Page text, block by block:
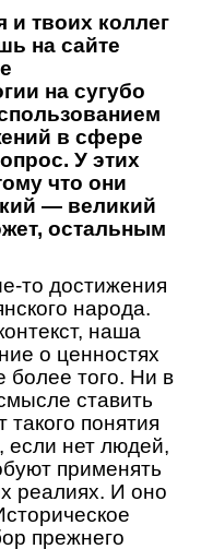
и твоих коллег
на сайте
на сугубо
в сфере
У этих
что они
— великий
остальным
то достижения
народа.
наша
о ценностях
более того. Ни в
ставить
понятия
если нет людей,
применять
реалиях. И оно
прежнего